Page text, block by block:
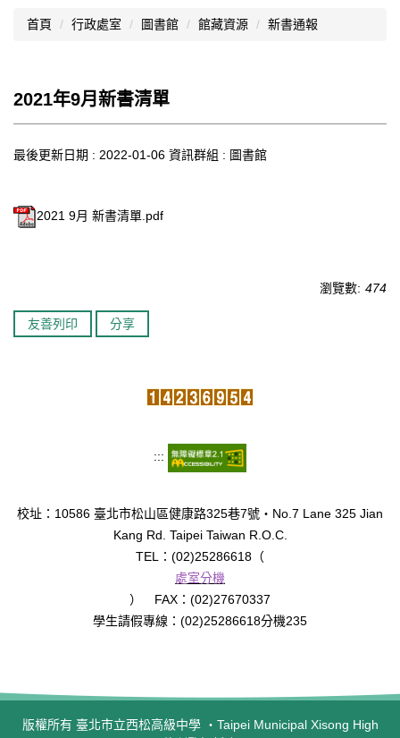
認識西松
文件資料
行事曆
家長專區
首頁 行政處室 圖書館 館藏資源 新書通報
2021年9月新書清單
最後更新日期 : 2022-01-06 資訊群組 : 圖書館
2021 9月 新書清單.pdf
瀏覽數: 474
友善列印 分享
:::
校址：10586 臺北市松山區健康路325巷7號‧No.7 Lane 325 Jian
Kang Rd. Taipei Taiwan R.O.C.
TEL：(02)25286618（
處室分機
） FAX：(02)27670337
學生請假專線：(02)25286618分機235
版權所有 臺北市立西松高級中學 ‧Taipei Municipal Xisong High